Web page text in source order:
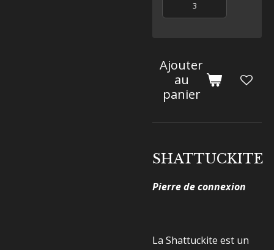
3
Ajouter
au
panier
SHATTUCKITE
Pierre de connexion
La Shattuckite est un